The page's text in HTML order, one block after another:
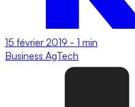
15 février 2019 - 1 min
Business AgTech